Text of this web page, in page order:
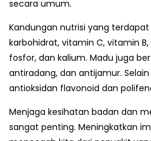
secara umum.
Kandungan nutrisi yang
karbohidrat, vitamin C, vitamin
fosfor, dan kalium. Madu juga
antiradang, dan antijamur.
antioksidan flavonoid dan
Menjaga kesihatan badan dan
sangat penting. Meningkatkan